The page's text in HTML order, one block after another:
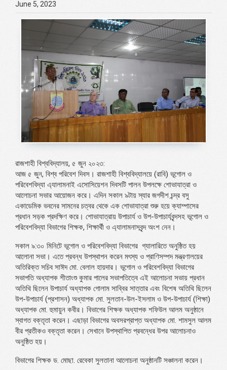
June 5, 2023
রাজশাহী বিশ্ববিদ্যালয়, ৫ জুন ২০২৩:
আজ ৫ জুন, বিশ্ব পরিবেশ দিবস। রাজশাহী বিশ্ববিদ্যালয়ে (রাবি) ভূগোল ও
পরিবেশবিদ্যা এ্যালামনাই এসোসিয়েশন দিবসটি পালন উপলক্ষে শোভাযাত্রা ও
আলোচনা সভার আয়োজন করে। এদিন সকাল ৯টায় স্যার জগদীশ চন্দ্র বসু
একাডেমিক ভবনের সামনের চত্বর থেকে এক শোভাযাত্রা শুরু হয়ে ক্যাম্পাসের
প্রধান সড়ক প্রদক্ষিণ করে। শোভাযাত্রায় উপাচার্য ও উপ-উপাচার্যবৃন্দসহ ভূগোল ও
পরিবেশবিদ্যা বিভাগের শিক্ষক, শিক্ষার্থী ও এ্যালামনাসবৃন্দ অংশ নেন।
সকাল ৯:৩০ মিনিটে ভূগোল ও পরিবেশবিদ্যা বিভাগের গ্যালারিতে অনুষ্ঠিত হয়
আলোনা সভা। এতে প্রবন্ধ উপস্থাপন করেন মৎস্য ও প্রাণিসম্পদ মন্ত্রণালয়ের
অতিরিক্ত সচিব সাঈদ মো. বেলাল হায়দার। ভূগোল ও পরিবেশবিদ্যা বিভাগের
সভাপতি অধ্যাপক শীতাংশু কুমার পালের সভাপতিত্বে এই আলোচনা সভায় প্রধান
অতিথি ছিলেন উপাচার্য অধ্যাপক গোলাম সাব্বির সাত্তার এবং বিশেষ অতিথি ছিলেন
উপ-উপাচার্য (প্রশাসন) অধ্যাপক মো. সুলতান-উল-ইসলাম ও উপ-উপাচার্য (শিক্ষা)
অধ্যাপক মো. হুমায়ুন কবীর। বিভাগের শিক্ষক অধ্যাপক শফিউল আলম অনুষ্ঠানে
স্বাগত বক্তৃতা করেন। এছাড়া বিভাগের অবসরপ্রাপ্ত অধ্যাপক মো. শামসুল আলম
বীর প্রতীকও বক্তৃতা করেন। সেখানে উপস্থাপিত প্রবন্ধের উপর আলোচনাও
অনুষ্ঠিত হয়।
বিভাগের শিক্ষক ড. মোছা. রেবেকা সুলতানা আলোচনা অনুষ্ঠানটি সঞ্চালনা করেন।